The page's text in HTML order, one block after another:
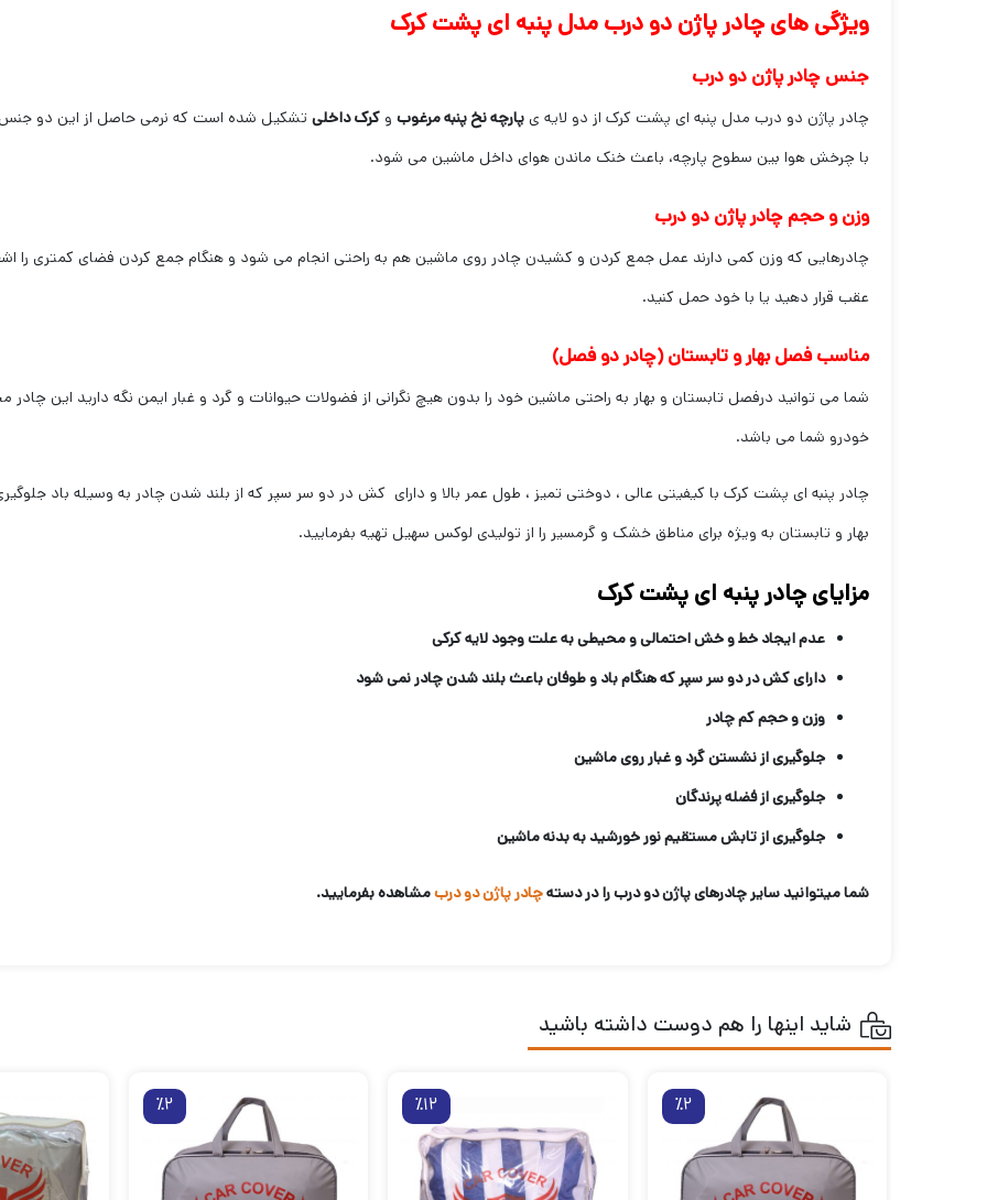
ویژگی های چادر پاژن دو درب مدل پنبه ای پشت کرک
جنس چادر پاژن دو درب
چادر پاژن دو درب مدل پنبه ای پشت کرک از دو لایه ی پارچه نخ پنبه مرغوب و کرک داخلی تشکیل شده است که نرمی حاصل از این دو
با چرخش هوا بین سطوح پارچه، باعث خنک ماندن هوای داخل ماشین می شود.
وزن و حجم چادر پاژن دو درب
چادرهایی که وزن کمی دارند عمل جمع کردن و کشیدن چادر روی ماشین هم به راحتی انجام می شود و هنگام جمع کردن فضای کمتری را
عقب قرار دهید یا با خود حمل کنید.
مناسب فصل بهار و تابستان (چادر دو فصل)
شما می توانید درفصل تابستان و بهار به راحتی ماشین خود را بدون هیچ نگرانی از فضولات حیوانات و گرد و غبار ایمن نگه دارید این
خودرو شما می باشد.
چادر پنبه ای پشت کرک با کیفیتی عالی ، دوختی تمیز ، طول عمر بالا و دارای کش در دو سر سپر که از بلند شدن چادر به وسیله باد
بهار و تابستان به ویژه برای مناطق خشک و گرمسیر را از تولیدی لوکس سهیل تهیه بفرمایید.
مزایای چادر پنبه ای پشت کرک
عدم ایجاد خط و خش احتمالی و محیطی به علت وجود لایه کرکی
دارای کش در دو سر سپر که هنگام باد و طوفان باعث بلند شدن چادر نمی شود
وزن و حجم کم چادر
جلوگیری از نشستن گرد و غبار روی ماشین
جلوگیری از فضله پرندگان
جلوگیری از تابش مستقیم نور خورشید به بدنه ماشین
شما میتوانید سایر چادرهای پاژن دو درب را در دستهچادر پاژن دو دربمشاهده بفرمایید.
شاید اینها را هم دوست داشته باشید
٪2 ٪12 ٪2